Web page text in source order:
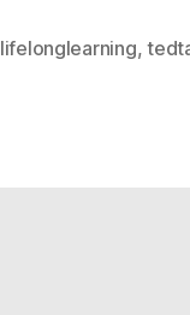
nicht“
lifelonglearning,